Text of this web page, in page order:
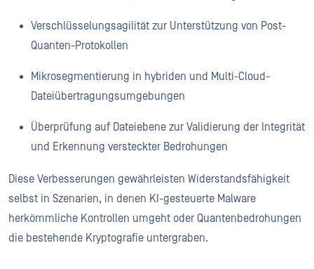
Verschlüsselungsagilität zur Unterstützung von Post-
Quanten-Protokollen
Mikrosegmentierung in hybriden und Multi-Cloud-
Dateiübertragungsumgebungen
Überprüfung auf Dateiebene zur Validierung der Integrität
und Erkennung versteckter Bedrohungen
Diese Verbesserungen gewährleisten Widerstandsfähigkeit
selbst in Szenarien, in denen KI-gesteuerte Malware
herkömmliche Kontrollen umgeht oder Quantenbedrohungen
die bestehende Kryptografie untergraben.